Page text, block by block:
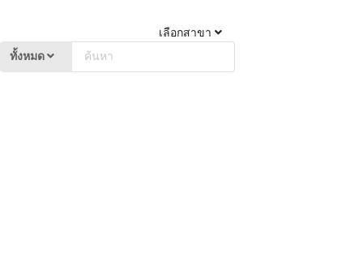
เลือกสาขา
ทั้งหมด